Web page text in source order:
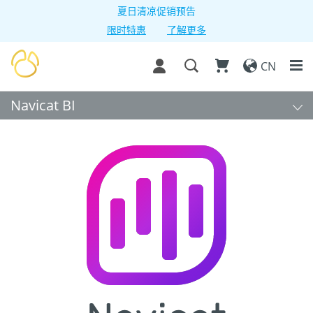
夏日清凉促销预告
限时特惠 了解更多
CN
Navicat BI